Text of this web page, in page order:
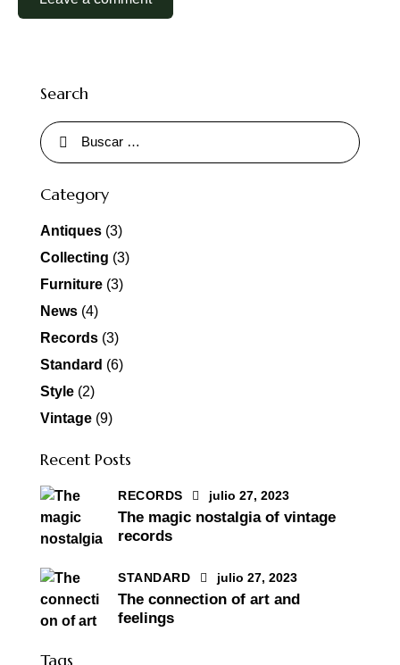
Search
Category
Antiques (3)
Collecting (3)
Furniture (3)
News (4)
Records (3)
Standard (6)
Style (2)
Vintage (9)
Recent Posts
RECORDS julio 27, 2023
The magic nostalgia of vintage
records
STANDARD julio 27, 2023
The connection of art and
feelings
Tags